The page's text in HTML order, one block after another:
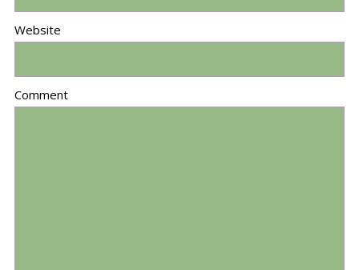
Website
Comment